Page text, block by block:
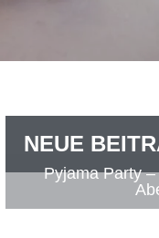
NEUE
Pyjama Party